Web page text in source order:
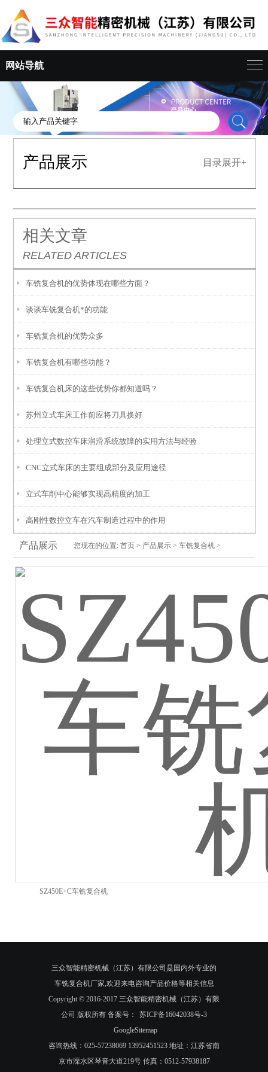
网站导航
产品展示 目录展开+
相关文章
RELATED ARTICLES
车铣复合机的优势体现在哪些方面？
谈谈车铣复合机*的功能
车铣复合机的优势众多
车铣复合机有哪些功能？
车铣复合机床的这些优势你都知道吗？
苏州立式车床工作前应将刀具换好
处理立式数控车床润滑系统故障的实用方法与经验
CNC立式车床的主要组成部分及应用途径
立式车削中心能够实现高精度的加工
高刚性数控立车在汽车制造过程中的作用
产品展示 您现在的位置:首页 > 产品展示 >车铣复合机 >
SZ450E+C车铣复合机
三众智能精密机械（江苏）有限公司是国内外专业的
车铣复合机厂家,欢迎来电咨询产品价格等相关信息
Copyright © 2016-2017 三众智能精密机械（江苏）有限
公司 版权所有 备案号：
苏ICP备16042038号-3
GoogleSitemap
咨询热线：025-57238069 13952451523 地址：江苏省南
京市溧水区琴音大道219号 传真：0512-57938187